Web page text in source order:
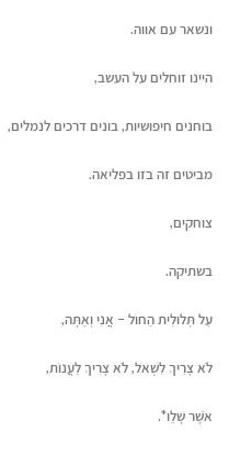
ונשאר עם אווה.
היינו זוחלים על העשב,
בוחנים חיפושיות, בונים דרכים לנמלים,
מביטים זה בזו בפליאה.
צוחקים,
בשתיקה.
עַל תְּלוּלִית הַחוֹל – אֲנִי וְאַתָּה,
לֹא צָרִיךְ לִשְׁאֹל, לֹא צָרִיךְ לַעֲנוֹת,
אֹשֶׁר שָׁלֵו*.